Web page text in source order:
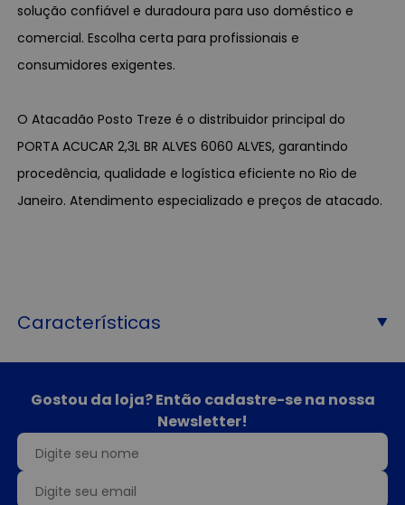
solução confiável e duradoura para uso doméstico e
comercial. Escolha certa para profissionais e
consumidores exigentes.
O Atacadão Posto Treze é o distribuidor principal do
PORTA ACUCAR 2,3L BR ALVES 6060 ALVES, garantindo
procedência, qualidade e logística eficiente no Rio de
Janeiro. Atendimento especializado e preços de atacado.
Características
Gostou da loja? Então cadastre-se na nossa
Newsletter!